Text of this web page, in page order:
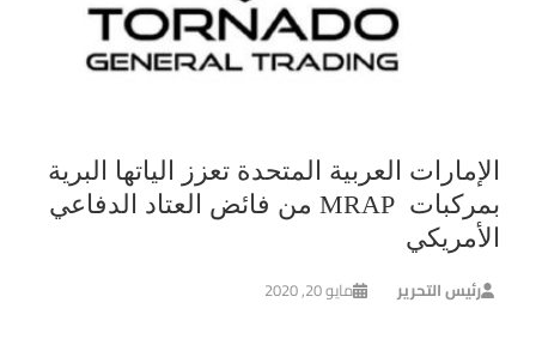
الإمارات العربية المتحدة تعزز الياتها البرية
بمركبات MRAP من فائض العتاد الدفاعي
الأمريكي
رئيس التحرير مايو 20, 2020